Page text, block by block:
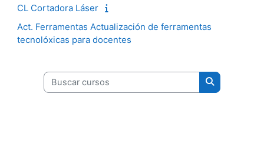
CL Cortadora Láser
Act. Ferramentas Actualización de ferramentas
tecnolóxicas para docentes
Buscar cursos
Buscar